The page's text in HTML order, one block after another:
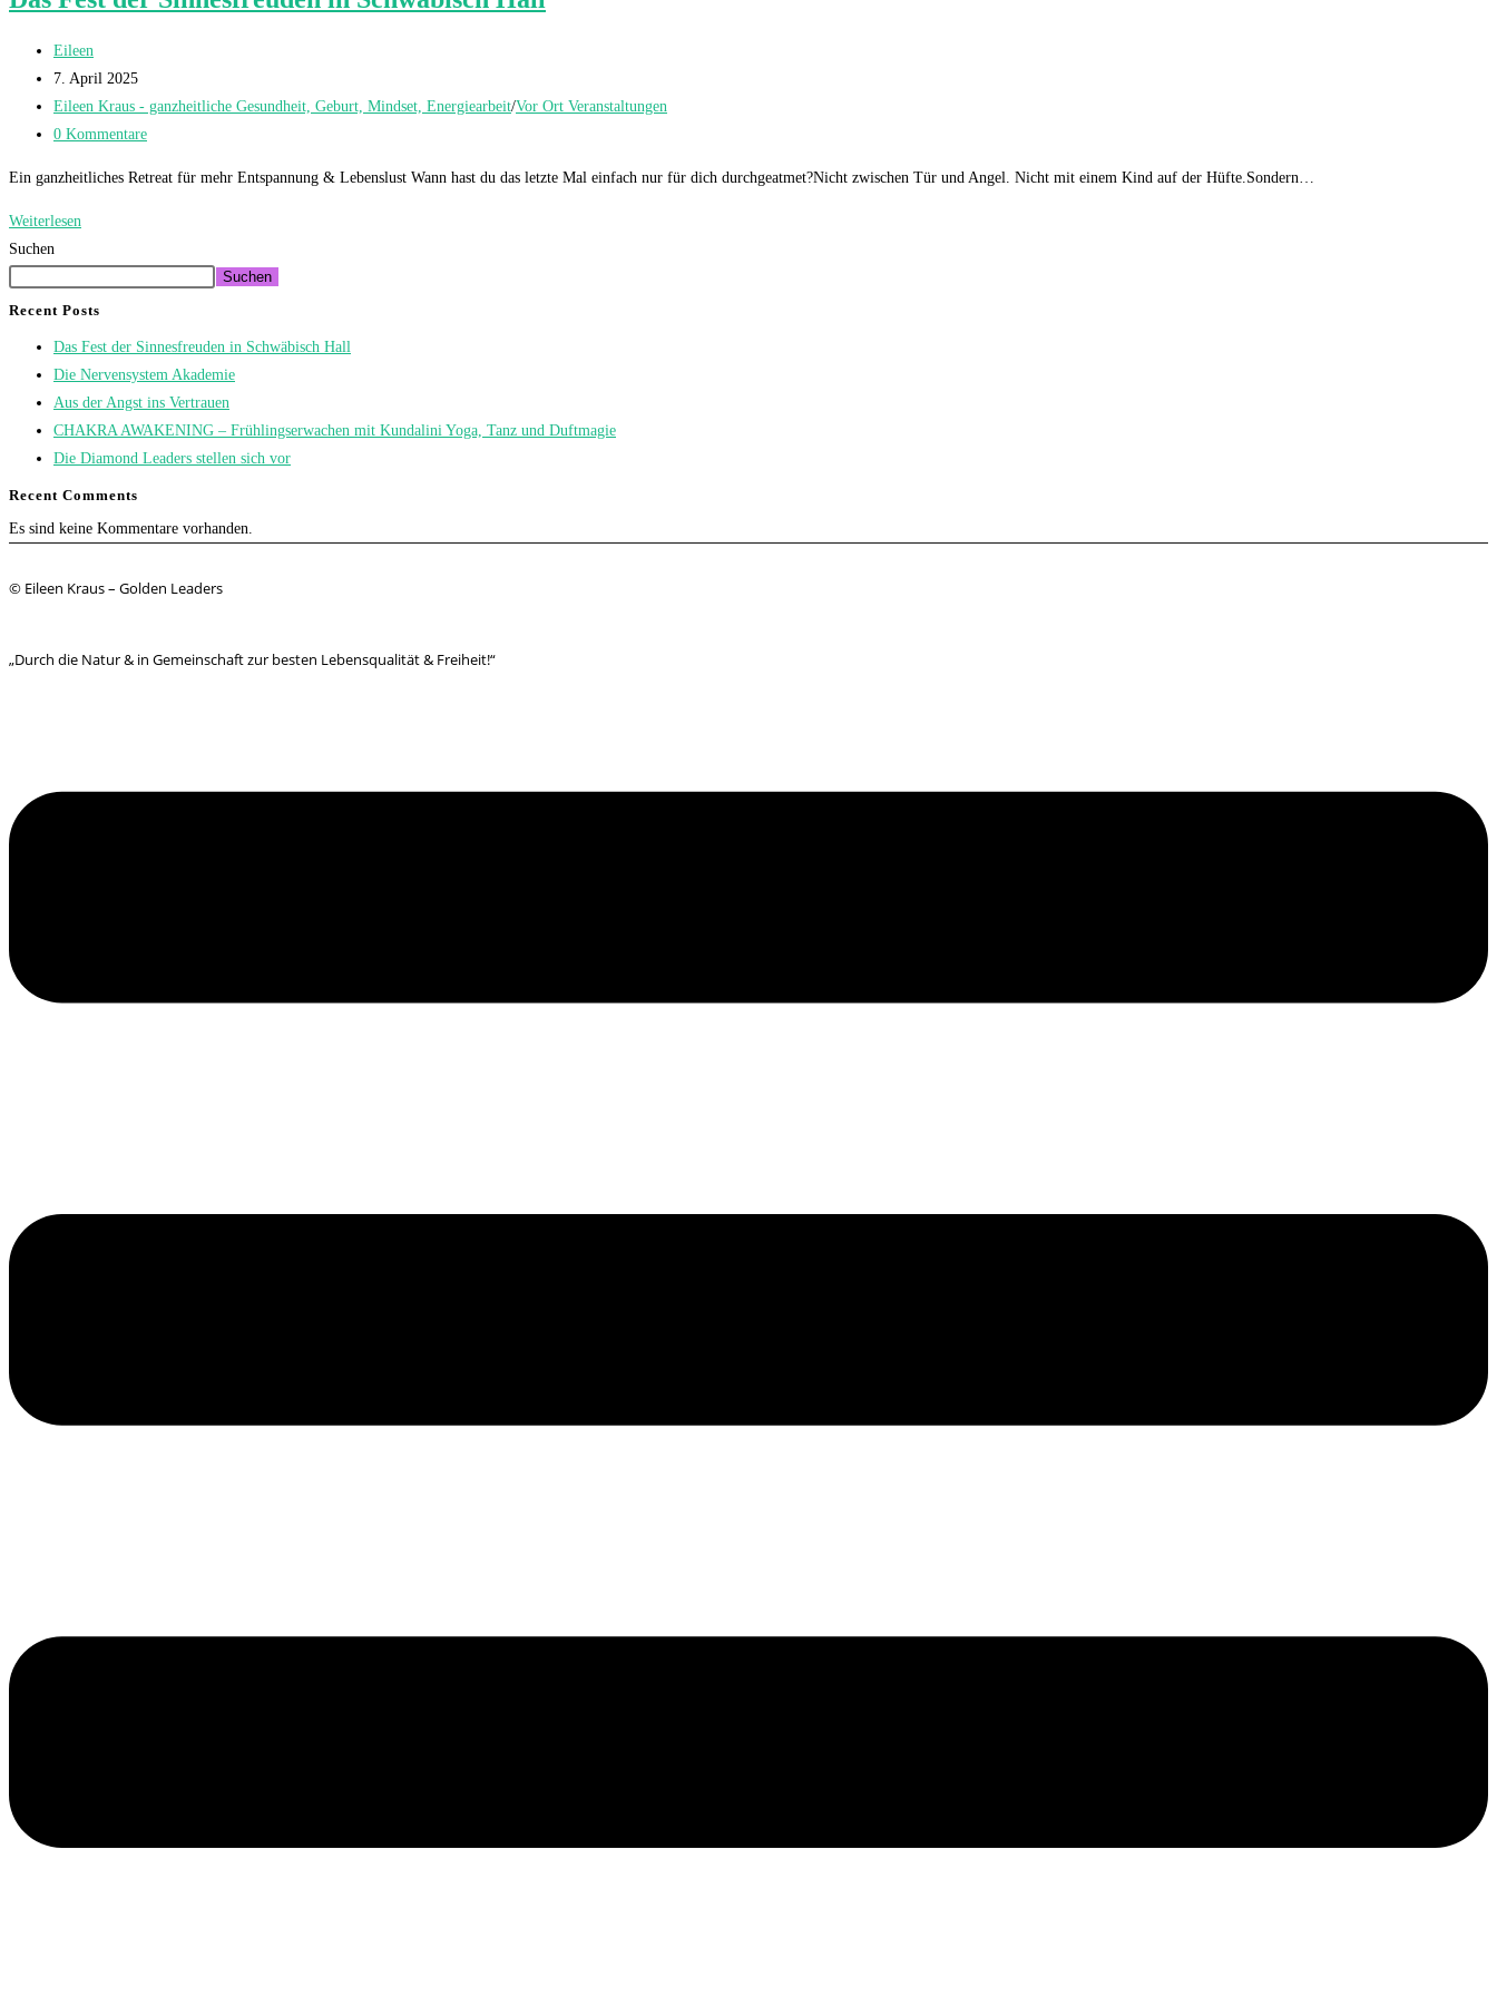
Beitrags-
Autor:
Eileen
Beitrag
veröffentlicht:
7. April 2025
Beitrags-
Kategorie:
Eileen Kraus - ganzheitliche Gesundheit, Geburt, Mindset, Energiearbeit/Vor Ort Veranstaltungen
Beitrags-
0 Kommentare
Ein ganzheitliches Retreat für mehr Entspannung & Lebenslust Wann hast du das letzte Mal einfach nur für dich durchgeatmet?Nicht zwischen Tür und Angel. Nicht mit einem Kind auf der Hüfte.Sondern…
Weiterlesen
Sinnesfreuden
Suchen
Suchen
Recent Posts
Das Fest der Sinnesfreuden in Schwäbisch Hall
Die Nervensystem Akademie
Aus der Angst ins Vertrauen
CHAKRA AWAKENING – Frühlingserwachen mit Kundalini Yoga, Tanz und Duftmagie
Die Diamond Leaders stellen sich vor
Recent Comments
Es sind keine Kommentare vorhanden.
© Eileen Kraus – Golden Leaders
„Durch die Natur & in Gemeinschaft zur besten Lebensqualität & Freiheit!“